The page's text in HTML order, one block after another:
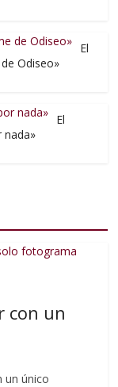
El
Odiseo»
El
nada»
con un
un único